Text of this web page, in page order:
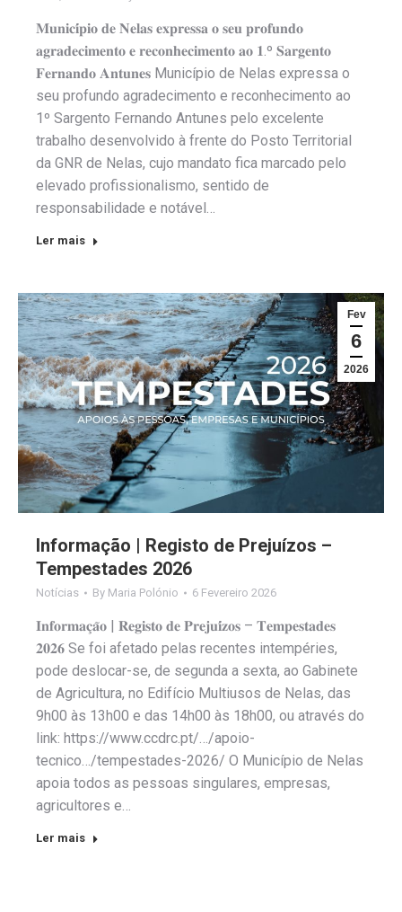
𝐌𝐮𝐧𝐢𝐜𝐢́𝐩𝐢𝐨 𝐝𝐞 𝐍𝐞𝐥𝐚𝐬 𝐞𝐱𝐩𝐫𝐞𝐬𝐬𝐚 𝐨 𝐬𝐞𝐮 𝐩𝐫𝐨𝐟𝐮𝐧𝐝𝐨
𝐚𝐠𝐫𝐚𝐝𝐞𝐜𝐢𝐦𝐞𝐧𝐭𝐨 𝐞 𝐫𝐞𝐜𝐨𝐧𝐡𝐞𝐜𝐢𝐦𝐞𝐧𝐭𝐨 𝐚𝐨 𝟏.º 𝐒𝐚𝐫𝐠𝐞𝐧𝐭𝐨
𝐅𝐞𝐫𝐧𝐚𝐧𝐝𝐨 𝐀𝐧𝐭𝐮𝐧𝐞𝐬 Município de Nelas expressa o
seu profundo agradecimento e reconhecimento ao
1º Sargento Fernando Antunes pelo excelente
trabalho desenvolvido à frente do Posto Territorial
da GNR de Nelas, cujo mandato fica marcado pelo
elevado profissionalismo, sentido de
responsabilidade e notável…
Ler mais
Fev
6
2026
Informação | Registo de Prejuízos –
Tempestades 2026
Notícias By Maria Polónio 6 Fevereiro 2026
𝐈𝐧𝐟𝐨𝐫𝐦𝐚𝐜̧𝐚̃𝐨 | 𝐑𝐞𝐠𝐢𝐬𝐭𝐨 𝐝𝐞 𝐏𝐫𝐞𝐣𝐮𝐢́𝐳𝐨𝐬 – 𝐓𝐞𝐦𝐩𝐞𝐬𝐭𝐚𝐝𝐞𝐬
𝟐𝟎𝟐𝟔 Se foi afetado pelas recentes intempéries,
pode deslocar-se, de segunda a sexta, ao Gabinete
de Agricultura, no Edifício Multiusos de Nelas, das
9h00 às 13h00 e das 14h00 às 18h00, ou através do
link: https://www.ccdrc.pt/…/apoio-
tecnico…/tempestades-2026/ O Município de Nelas
apoia todos as pessoas singulares, empresas,
agricultores e…
Ler mais